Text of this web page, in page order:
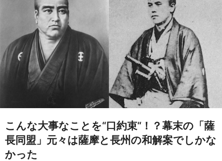
こんな大事なことを“口約束“！？幕末の「薩
長同盟」元々は薩摩と長州の和解案でしかな
かった